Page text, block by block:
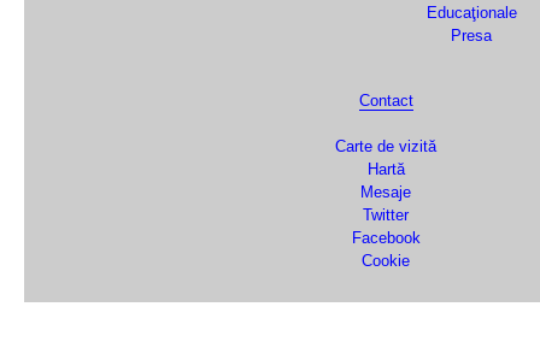
Educaţionale
Presa
Contact
Carte de vizită
Hartă
Mesaje
Twitter
Facebook
Cookie